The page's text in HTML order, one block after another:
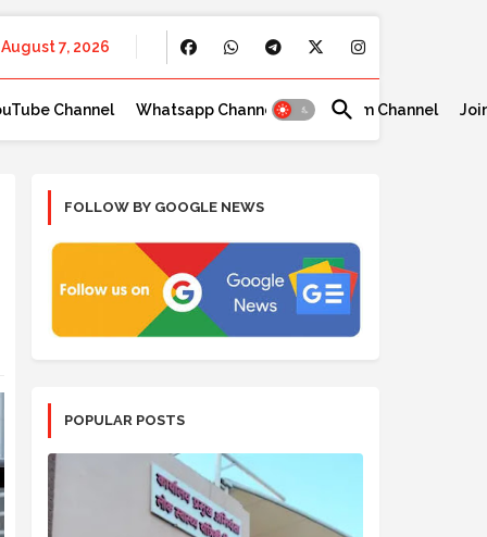
August 7, 2026
Channel Whatsapp Channel Telegram Channel
FOLLOW BY GOOGLE NEWS
POPULAR POSTS